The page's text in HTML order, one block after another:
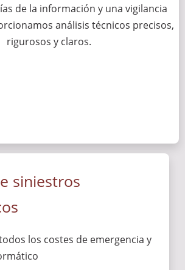
de la información y una vigilancia
análisis técnicos precisos,
rigurosos y claros.
siniestros
los costes de emergencia y